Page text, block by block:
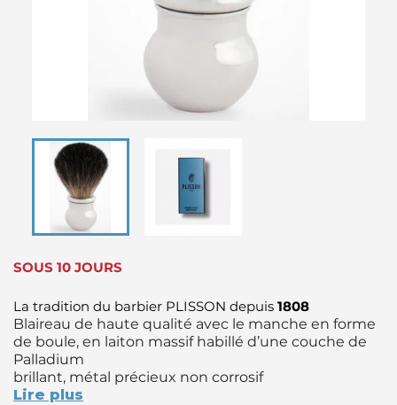
SOUS 10 JOURS
La tradition du barbier PLISSON depuis 1808
Blaireau de haute qualité avec le manche en forme
de boule, en laiton massif habillé d’une couche de
Palladium
brillant, métal précieux non corrosif
Lire plus